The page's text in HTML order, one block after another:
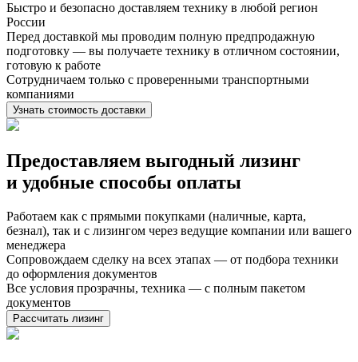
Быстро и безопасно доставляем технику в любой регион
России
Перед доставкой мы проводим полную предпродажную
подготовку — вы получаете технику в отличном состоянии,
готовую к работе
Сотрудничаем только с проверенными транспортными
компаниями
Узнать стоимость доставки
Предоставляем выгодный лизинг
и удобные способы оплаты
Работаем как с прямыми покупками (наличные, карта,
безнал), так и с лизингом через ведущие компании или вашего
менеджера
Сопровождаем сделку на всех этапах — от подбора техники
до оформления документов
Все условия прозрачны, техника — с полным пакетом
документов
Рассчитать лизинг